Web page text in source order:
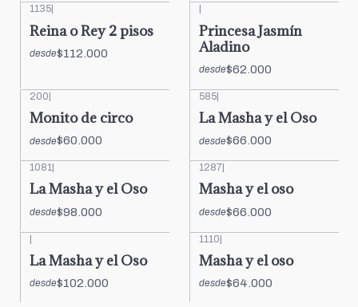
1135
Reina o Rey 2 pisos
desde$112.000
Princesa Jasmín
Aladino
desde$62.000
200|
Monito de circo
desde$60.000
585|
La Masha y el Oso
desde$66.000
1081
La Masha y el Oso
desde$98.000
1287
Masha y el oso
desde$66.000
|
La Masha y el Oso
desde$102.000
1110|
Masha y el oso
desde$64.000